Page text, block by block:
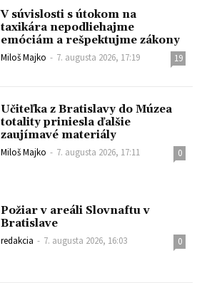
V súvislosti s útokom na
taxikára nepodliehajme
emóciám a rešpektujme zákony
Miloš Majko - 7. augusta 2026, 17:19 19
Učiteľka z Bratislavy do Múzea
totality priniesla ďalšie
zaujímavé materiály
Miloš Majko - 7. augusta 2026, 17:11 0
Požiar v areáli Slovnaftu v
Bratislave
redakcia - 7. augusta 2026, 16:03 0